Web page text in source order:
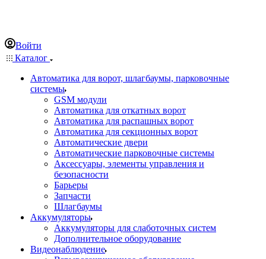
Войти
Каталог
Автоматика для ворот, шлагбаумы, парковочные
системы
GSM модули
Автоматика для откатных ворот
Автоматика для распашных ворот
Автоматика для секционных ворот
Автоматические двери
Автоматические парковочные системы
Аксессуары, элементы управления и
безопасности
Барьеры
Запчасти
Шлагбаумы
Аккумуляторы
Аккумуляторы для слаботочных систем
Дополнительное оборудование
Видеонаблюдение